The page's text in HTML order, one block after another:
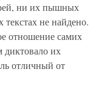
ни их пышных
не найдено.
отношение самих
диктовало их
отличный от